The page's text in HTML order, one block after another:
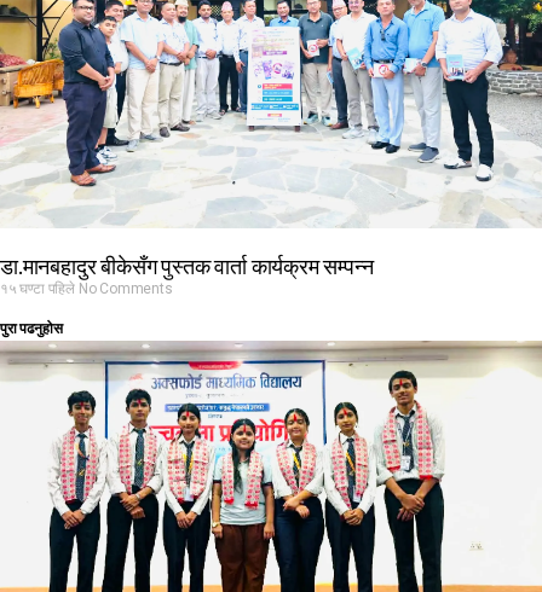
डा.मानबहादुर बीकेसँग पुस्तक वार्ता कार्यक्रम सम्पन्न
१५ घण्टा पहिले No Comments
पुरा पढनुहोस